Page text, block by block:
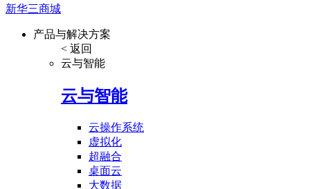
新华三商城
产品与解决方案
< 返回
云与智能
云与智能
云操作系统
虚拟化
超融合
桌面云
大数据